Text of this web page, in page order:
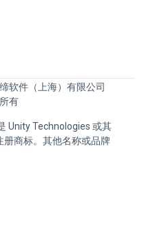
软件（上海）有限公司
有
Unity Technologies 或其
册商标。其他名称或品牌